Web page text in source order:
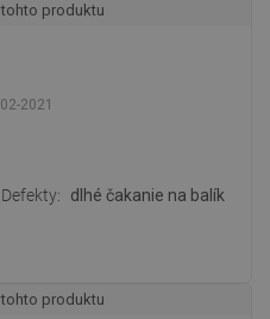
produktu
2021
Defekty dlhé čakanie na balík
produktu